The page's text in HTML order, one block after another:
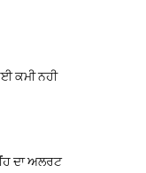
ਕਮੀ ਨਹੀ
ਦਾ ਅਲਰਟ